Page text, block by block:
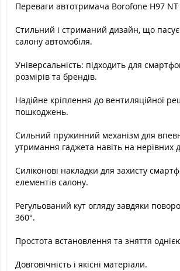
Переваги автотримача Borofone H97
Стильний і стриманий дизайн, що
салону автомобіля.
Універсальність: підходить для
розмірів та брендів.
Надійне кріплення до вентиляційної
пошкоджень.
Сильний пружинний механізм для
утримання гаджета навіть на нерівних
Силіконові накладки для захисту
елементів салону.
Регульований кут огляду завдяки
360°.
Простота встановлення та зняття
Довговічність і якісні матеріали.